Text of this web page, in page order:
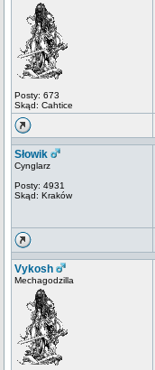
Posty: 673
Skąd: Cahtice
Słowik
Cynglarz
Posty: 4931
Skąd: Kraków
Vykosh
Mechagodzilla